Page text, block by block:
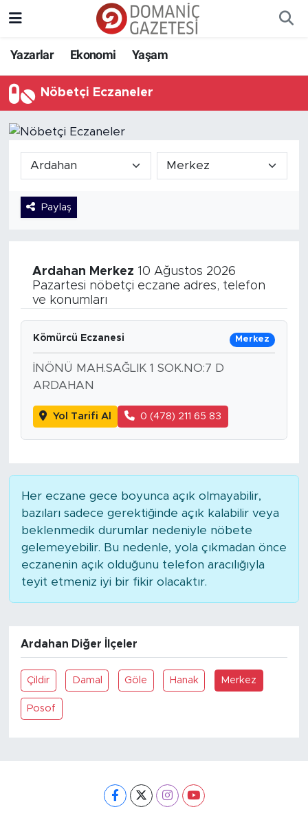
Yazarlar Ekonomi Yaşam
Nöbetçi Eczaneler
Paylaş
Ardahan Merkez 10 Ağustos 2026
Pazartesi nöbetçi eczane adres, telefon
ve konumları
Kömürcü Eczanesi Merkez
İNÖNÜ MAH.SAĞLIK 1 SOK.NO:7 D
ARDAHAN
Yol Tarifi Al 0 (478) 211 65 83
Her eczane gece boyunca açık olmayabilir,
bazıları sadece gerektiğinde açık kalabilir veya
beklenmedik durumlar nedeniyle nöbete
gelemeyebilir. Bu nedenle, yola çıkmadan önce
eczanenin açık olduğunu telefon aracılığıyla
teyit etmeniz iyi bir fikir olacaktır.
Ardahan Diğer İlçeler
Çildir Damal Göle Hanak Merkez
Posof